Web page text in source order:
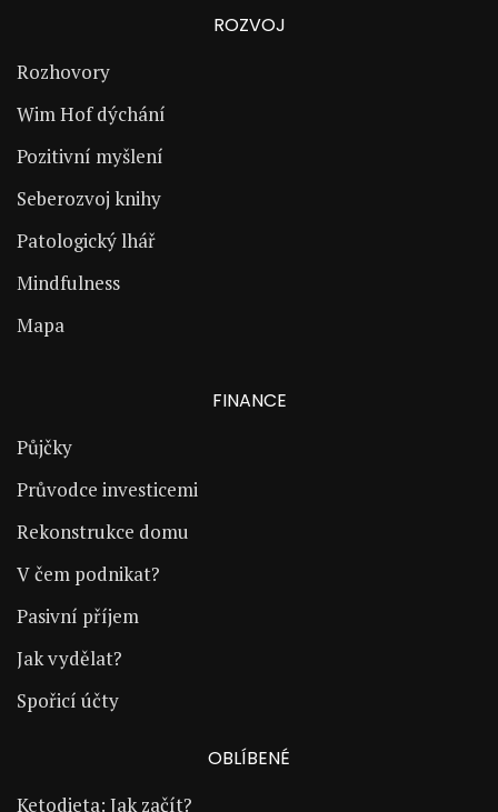
ROZVOJ
Rozhovory
Wim Hof dýchání
Pozitivní myšlení
Seberozvoj knihy
Patologický lhář
Mindfulness
Mapa
FINANCE
Půjčky
Průvodce investicemi
Rekonstrukce domu
V čem podnikat?
Pasivní příjem
Jak vydělat?
Spořicí účty
OBLÍBENÉ
Ketodieta: Jak začít?